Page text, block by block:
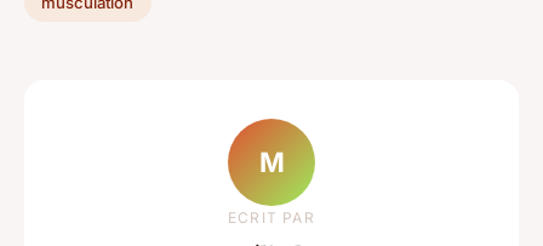
M
ECRIT PAR